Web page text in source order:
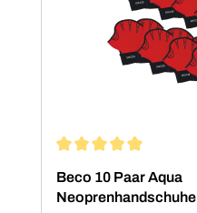
Beco 10 Paar Aqua
Neoprenhandschuhe